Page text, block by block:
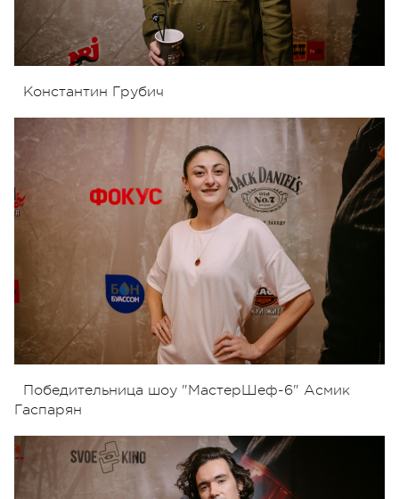
Константин Грубич
Победительница шоу "МастерШеф-6" Асмик
Гаспарян